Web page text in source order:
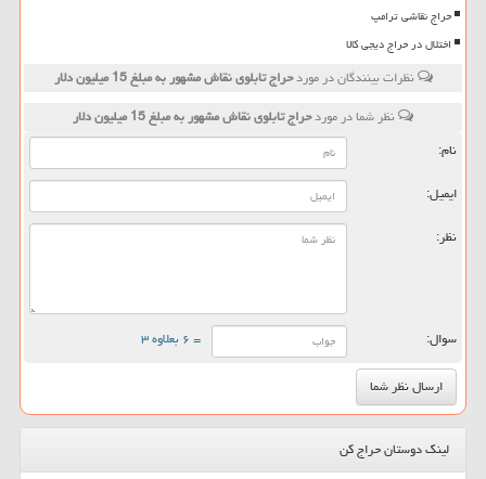
حراج نقاشی ترامپ
اختلال در حراج دیجی كالا
نظرات بینندگان در موردحراج تابلوی نقاش مشهور به مبلغ 15 میلیون دلار
نظر شما در موردحراج تابلوی نقاش مشهور به مبلغ 15 میلیون دلار
نام:
ایمیل:
نظر:
سوال: = ۶ بعلاوه ۳
لینک دوستان حراج کن